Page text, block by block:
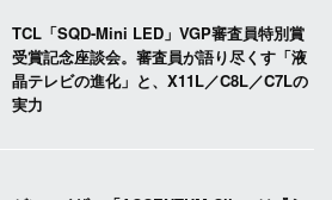
TCL「SQD-Mini LED」VGP審査員特別賞
受賞記念座談会。審査員が語り尽くす「液
晶テレビの進化」と、X11L／C8L／C7Lの
実力